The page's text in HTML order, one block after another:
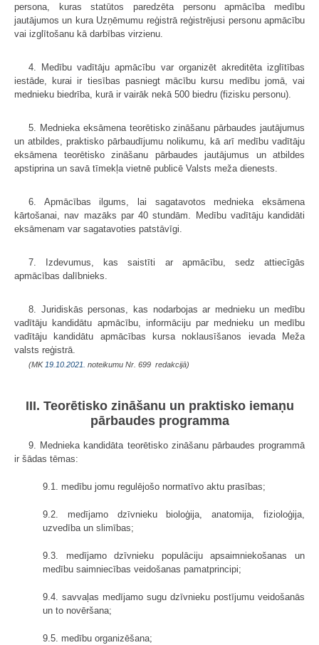
persona, kuras statūtos paredzēta personu apmācība medību
jautājumos un kura Uzņēmumu reģistrā reģistrējusi personu apmācību
vai izglītošanu kā darbības virzienu.
4. Medību vadītāju apmācību var organizēt akreditēta izglītības
iestāde, kurai ir tiesības pasniegt mācību kursu medību jomā, vai
mednieku biedrība, kurā ir vairāk nekā 500 biedru (fizisku personu).
5. Mednieka eksāmena teorētisko zināšanu pārbaudes jautājumus
un atbildes, praktisko pārbaudījumu nolikumu, kā arī medību vadītāju
eksāmena teorētisko zināšanu pārbaudes jautājumus un atbildes
apstiprina un savā tīmekļa vietnē publicē Valsts meža dienests.
6. Apmācības ilgums, lai sagatavotos mednieka eksāmena
kārtošanai, nav mazāks par 40 stundām. Medību vadītāju kandidāti
eksāmenam var sagatavoties patstāvīgi.
7. Izdevumus, kas saistīti ar apmācību, sedz attiecīgās
apmācības dalībnieks.
8. Juridiskās personas, kas nodarbojas ar mednieku un medību
vadītāju kandidātu apmācību, informāciju par mednieku un medību
vadītāju kandidātu apmācības kursa noklausīšanos ievada Meža
valsts reģistrā.
(MK 19.10.2021. noteikumu Nr. 699 redakcijā)
III. Teorētisko zināšanu un praktisko iemaņu
pārbaudes programma
9. Mednieka kandidāta teorētisko zināšanu pārbaudes programmā
ir šādas tēmas:
9.1. medību jomu regulējošo normatīvo aktu prasības;
9.2. medījamo dzīvnieku bioloģija, anatomija, fizioloģija,
uzvedība un slimības;
9.3. medījamo dzīvnieku populāciju apsaimniekošanas un
medību saimniecības veidošanas pamatprincipi;
9.4. savvaļas medījamo sugu dzīvnieku postījumu veidošanās
un to novēršana;
9.5. medību organizēšana;